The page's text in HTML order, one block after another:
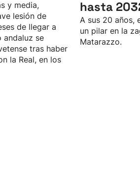
y media,
lesión de
de llegar a
andaluz se
tras haber
la Real, en los
hasta
A sus 20 años,
un pilar en la
Matarazzo.